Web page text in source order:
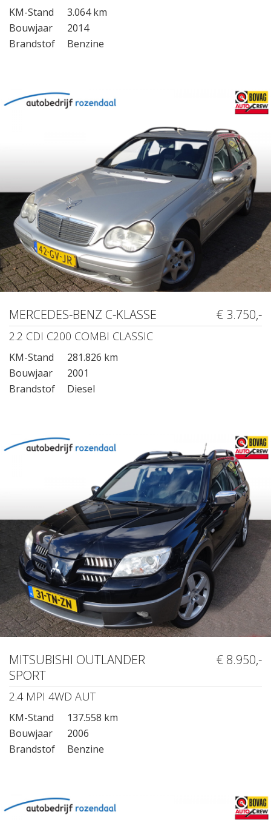
KM-Stand
3.064 km
Bouwjaar
2014
Brandstof
Benzine
MERCEDES-BENZ C-KLASSE € 3.750,-
2.2 CDI C200 COMBI CLASSIC
KM-Stand
281.826 km
Bouwjaar
2001
Brandstof
Diesel
MITSUBISHI OUTLANDER
SPORT
€ 8.950,-
2.4 MPI 4WD AUT
KM-Stand
137.558 km
Bouwjaar
2006
Brandstof
Benzine